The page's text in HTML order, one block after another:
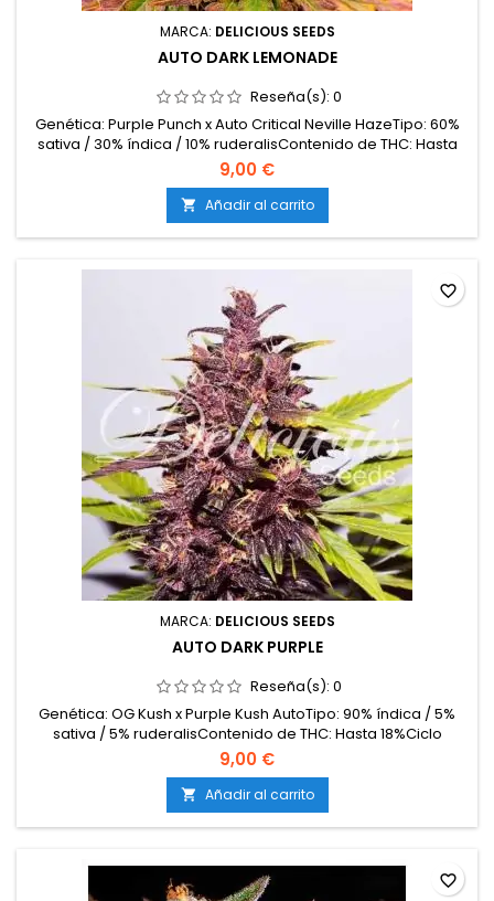
MARCA: DELICIOUS SEEDS
AUTO DARK LEMONADE
Reseña(s): 0
Genética: Purple Punch x Auto Critical Neville HazeTipo: 60%
sativa / 30% índica / 10% ruderalisContenido de THC: Hasta
19%Ciclo completo: 65–70 días desde la
germinaciónProducción en interior: 450–500
g/m²Producción en exterior: 80–130 g/plantaAltura: 90–120
cm en interior; hasta 140 cm en exteriorAromas y
sabores: Limón maduro,...
9,00 €
 Añadir al carrito
MARCA: DELICIOUS SEEDS
AUTO DARK PURPLE
Reseña(s): 0
Genética: OG Kush x Purple Kush AutoTipo: 90% índica / 5%
sativa / 5% ruderalisContenido de THC: Hasta 18%Ciclo
completo: 55–60 días desde la germinaciónProducción en
interior: 450–500 g/m²Producción en exterior: 60–100
g/plantaAltura: 60–90 cm en interior; hasta 120 cm en
exteriorAromas y sabores: Frutas dulces, frutos rojos, notas...
9,00 €
 Añadir al carrito
favorite_border
favorite_border